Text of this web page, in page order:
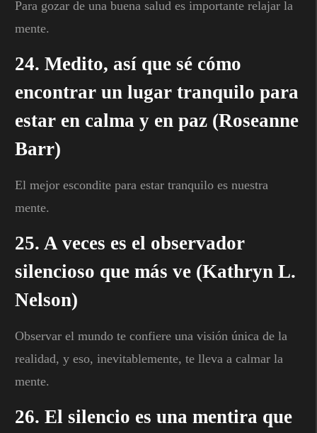
Para gozar de una buena salud es importante relajar la
mente.
24. Medito, así que sé cómo
encontrar un lugar tranquilo para
estar en calma y en paz (Roseanne
Barr)
El mejor escondite para estar tranquilo es nuestra
mente.
25. A veces es el observador
silencioso que más ve (Kathryn L.
Nelson)
Observar el mundo te confiere una visión única de la
realidad, y eso, inevitablemente, te lleva a calmar la
mente.
26. El silencio es una mentira que